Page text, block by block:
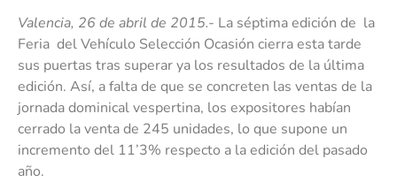
Valencia, 26 de abril de 2015.- La séptima edición de la
Feria del Vehículo Selección Ocasión cierra esta tarde
sus puertas tras superar ya los resultados de la última
edición. Así, a falta de que se concreten las ventas de la
jornada dominical vespertina, los expositores habían
cerrado la venta de 245 unidades, lo que supone un
incremento del 11’3% respecto a la edición del pasado
año.